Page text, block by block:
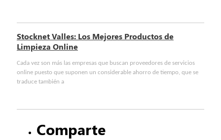
Stocknet Valles: Los Mejores Productos de
Limpieza Online
Cada vez son más las empresas que buscan proveedores de servicios
online puesto que suponen un considerable ahorro de tiempo, que se
traduce también a
Comparte